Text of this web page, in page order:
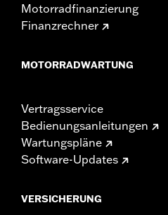
Motorradfinanzierung
Finanzrechner
MOTORRADWARTUNG
Vertragsservice
Bedienungsanleitungen
Wartungspläne
Software-Updates
VERSICHERUNG